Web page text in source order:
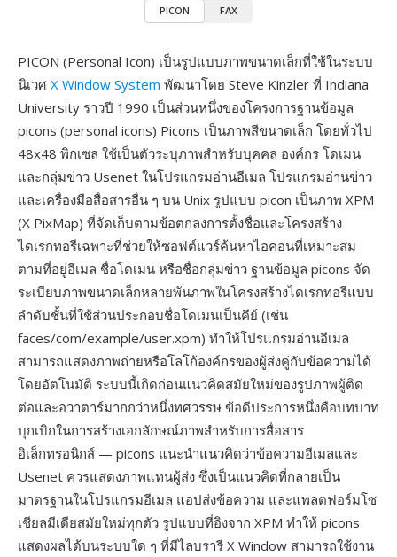
PICON FAX
PICON (Personal Icon) เป็นรูปแบบภาพขนาดเล็กที่ใช้ในระบบ
นิเวศ X Window System พัฒนาโดย Steve Kinzler ที่ Indiana
University ราวปี 1990 เป็นส่วนหนึ่งของโครงการฐานข้อมูล
picons (personal icons) Picons เป็นภาพสีขนาดเล็ก โดยทั่วไป
48x48 พิกเซล ใช้เป็นตัวระบุภาพสำหรับบุคคล องค์กร โดเมน
และกลุ่มข่าว Usenet ในโปรแกรมอ่านอีเมล โปรแกรมอ่านข่าว
และเครื่องมือสื่อสารอื่น ๆ บน Unix รูปแบบ picon เป็นภาพ XPM
(X PixMap) ที่จัดเก็บตามข้อตกลงการตั้งชื่อและโครงสร้าง
ไดเรกทอรีเฉพาะที่ช่วยให้ซอฟต์แวร์ค้นหาไอคอนที่เหมาะสม
ตามที่อยู่อีเมล ชื่อโดเมน หรือชื่อกลุ่มข่าว ฐานข้อมูล picons จัด
ระเบียบภาพขนาดเล็กหลายพันภาพในโครงสร้างไดเรกทอรีแบบ
ลำดับชั้นที่ใช้ส่วนประกอบชื่อโดเมนเป็นคีย์ (เช่น
faces/com/example/user.xpm) ทำให้โปรแกรมอ่านอีเมล
สามารถแสดงภาพถ่ายหรือโลโก้องค์กรของผู้ส่งคู่กับข้อความได้
โดยอัตโนมัติ ระบบนี้เกิดก่อนแนวคิดสมัยใหม่ของรูปภาพผู้ติด
ต่อและอวาตาร์มากกว่าหนึ่งทศวรรษ ข้อดีประการหนึ่งคือบทบาท
บุกเบิกในการสร้างเอกลักษณ์ภาพสำหรับการสื่อสาร
อิเล็กทรอนิกส์ — picons แนะนำแนวคิดว่าข้อความอีเมลและ
Usenet ควรแสดงภาพแทนผู้ส่ง ซึ่งเป็นแนวคิดที่กลายเป็น
มาตรฐานในโปรแกรมอีเมล แอปส่งข้อความ และแพลตฟอร์มโซ
เชียลมีเดียสมัยใหม่ทุกตัว รูปแบบที่อิงจาก XPM ทำให้ picons
แสดงผลได้บนระบบใด ๆ ที่มีไลบรารี X Window สามารถใช้งาน